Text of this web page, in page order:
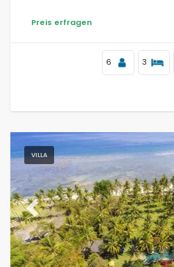
Filter löschen
Bedingungen
Optionell
Entfernungen
Preis erfragen
6 3
VILLA
Previous